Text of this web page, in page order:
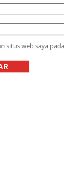
situs web saya